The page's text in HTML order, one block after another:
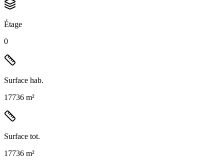
Étage
0
Surface hab.
17736 m²
Surface tot.
17736 m²